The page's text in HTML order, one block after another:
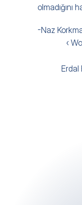
olmadığını
-Naz
‹
Erdal